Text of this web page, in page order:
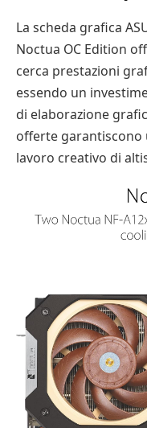
La scheda grafica
Noctua OC Edition
cerca prestazioni
essendo un
di elaborazione
offerte garantiscono
lavoro creativo di